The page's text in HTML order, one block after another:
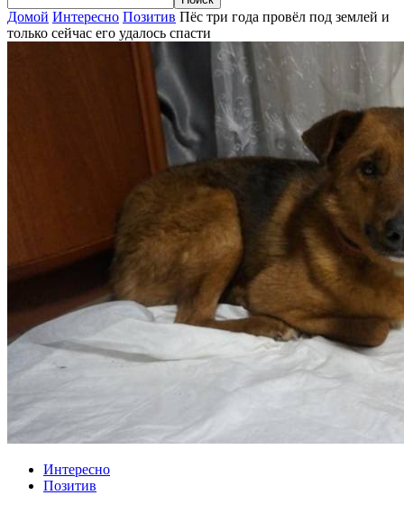
Домой Интересно Позитив Пёс три года провёл под землей и
только сейчас его удалось спасти
Интересно
Позитив